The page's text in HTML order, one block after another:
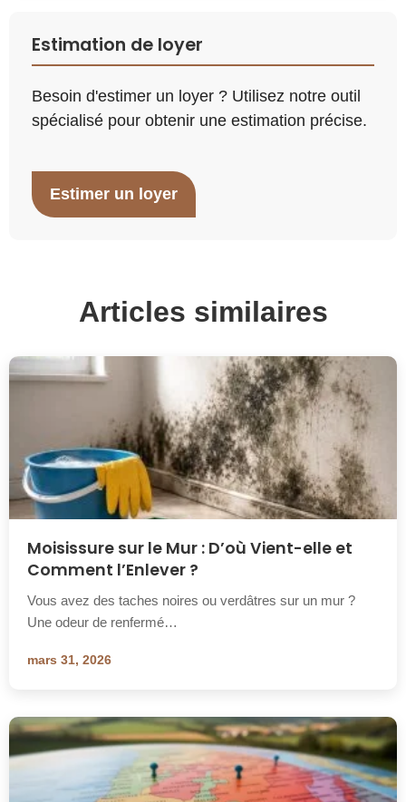
Estimation de loyer
Besoin d'estimer un loyer ? Utilisez notre outil
spécialisé pour obtenir une estimation précise.
Estimer un loyer
Articles similaires
Moisissure sur le Mur : D’où Vient-elle et
Comment l’Enlever ?
Vous avez des taches noires ou verdâtres sur un mur ?
Une odeur de renfermé…
mars 31, 2026